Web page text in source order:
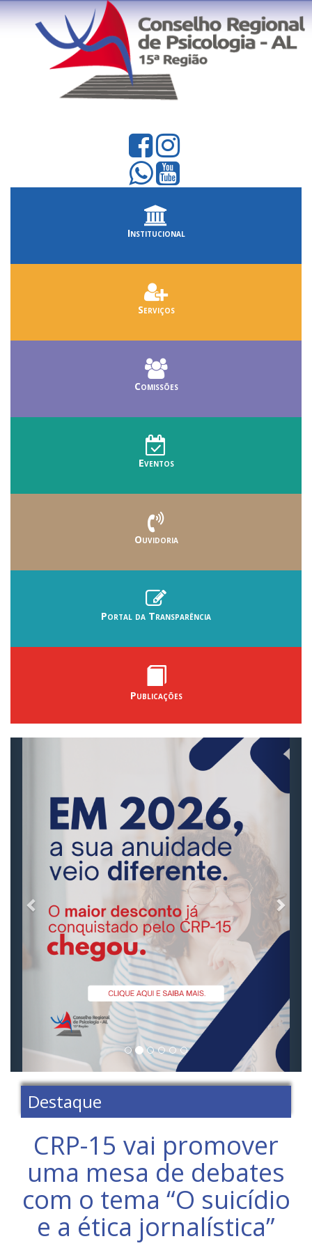
Institucional
Serviços
Comissões
Eventos
Ouvidoria
Portal da Transparência
Publicações
Destaque
CRP-15 vai promover
uma mesa de debates
com o tema “O suicídio
e a ética jornalística”